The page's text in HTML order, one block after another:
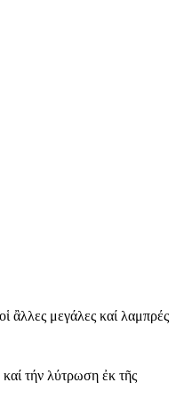
ἂλλες μεγάλες καί λαμπρές
τήν λύτρωση ἐκ τῆς